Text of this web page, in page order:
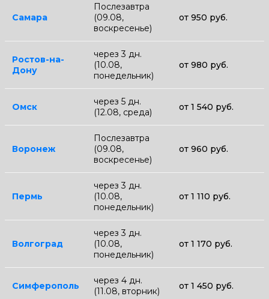
Самара
Послезавтра
(09.08,
воскресенье)
от 950 руб.
Ростов-на-
Дону
через 3 дн.
(10.08,
понедельник)
от 980 руб.
Омск
через 5 дн.
(12.08, среда)
от 1 540 руб.
Воронеж
Послезавтра
(09.08,
воскресенье)
от 960 руб.
Пермь
через 3 дн.
(10.08,
понедельник)
от 1 110 руб.
Волгоград
через 3 дн.
(10.08,
понедельник)
от 1 170 руб.
Симферополь
через 4 дн.
(11.08, вторник)
от 1 450 руб.